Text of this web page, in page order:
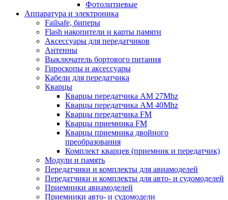
Фотолитиевые
Аппаратура и электроника
Failsafe, биперы
Flash накопители и карты памяти
Аксессуары для передатчиков
Антенны
Выключатель бортового питания
Гироскопы и аксессуары
Кабели для передатчика
Кварцы
Кварцы передатчика AM 27Mhz
Кварцы передатчика AM 40Mhz
Кварцы передатчика FM
Кварцы приемника FM
Кварцы приемника двойного
преобразования
Комплект кварцев (приемник и передатчик)
Модули и память
Передатчики и комплекты для авиамоделей
Передатчики и комплекты для авто- и судомоделей
Приемники авиамоделей
Приемники авто- и судомодели